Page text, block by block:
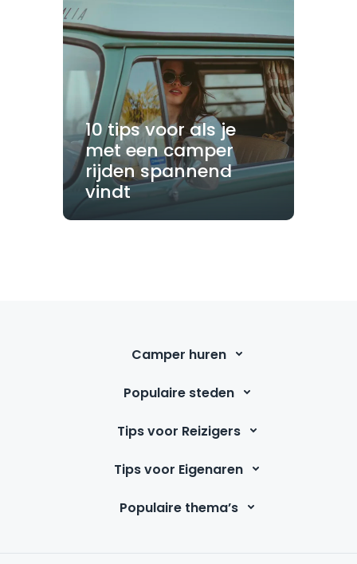
10 tips voor als je
met een camper
rijden spannend
vindt
Camper huren
Populaire steden
Tips voor Reizigers
Tips voor Eigenaren
Populaire thema’s